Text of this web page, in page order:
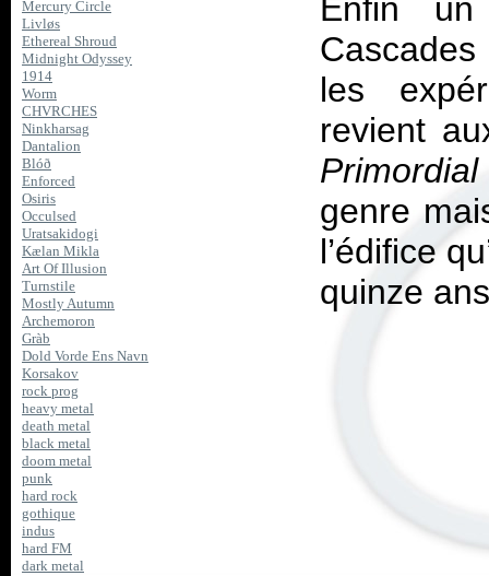
Mercury Circle
Livløs
Ethereal Shroud
Midnight Odyssey
1914
Worm
CHVRCHES
Ninkharsag
Dantalion
Blóð
Enforced
Osiris
Occulsed
Uratsakidogi
Kælan Mikla
Art Of Illusion
Turnstile
Mostly Autumn
Archemoron
Gràb
Dold Vorde Ens Navn
Korsakov
rock prog
heavy metal
death metal
black metal
doom metal
punk
hard rock
gothique
indus
hard FM
dark metal
Enfin
les
revient
genre
l’édifice
quinze